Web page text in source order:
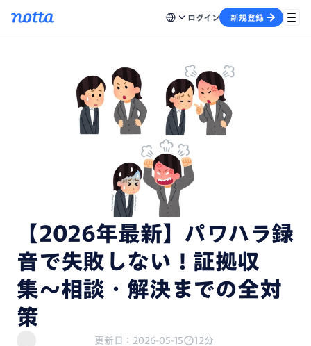
ログイン 新規登録
【2026年最新】パワハラ録
音で失敗しない！証拠収
集〜相談・解決までの全対
策
更新日：2026-05-15 12分